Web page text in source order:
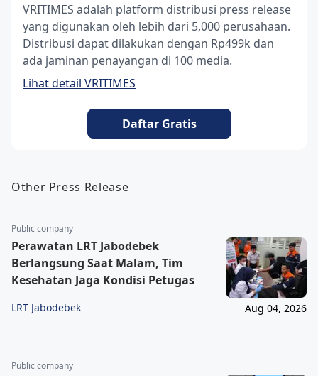
VRITIMES adalah platform distribusi press release
yang digunakan oleh lebih dari 5,000 perusahaan.
Distribusi dapat dilakukan dengan Rp499k dan
ada jaminan penayangan di 100 media.
Lihat detail VRITIMES
Daftar Gratis
Other Press Release
Public company
Perawatan LRT Jabodebek
Berlangsung Saat Malam, Tim
Kesehatan Jaga Kondisi Petugas
LRT Jabodebek Aug 04, 2026
Public company